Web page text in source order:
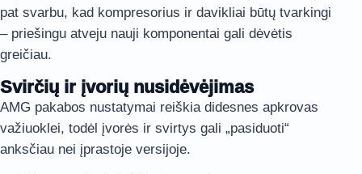
pat svarbu, kad kompresorius ir davikliai būtų tvarkingi
– priešingu atveju nauji komponentai gali dėvėtis
greičiau.
Svirčių ir įvorių nusidėvėjimas
AMG pakabos nustatymai reiškia didesnes apkrovas
važiuoklei, todėl įvorės ir svirtys gali „pasiduoti“
anksčiau nei įprastoje versijoje.